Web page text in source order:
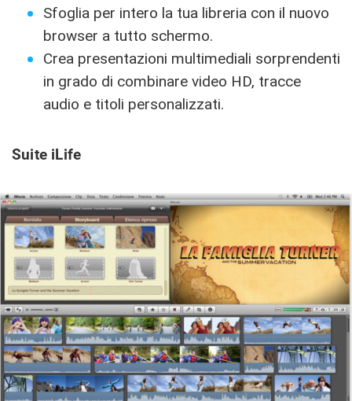
Sfoglia per intero la tua libreria con il nuovo
browser a tutto schermo.
Crea presentazioni multimediali sorprendenti
in grado di combinare video HD, tracce
audio e titoli personalizzati.
Suite iLife